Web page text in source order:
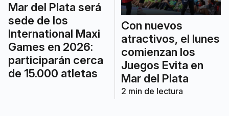
Mar del Plata será
sede de los
International Maxi
Games en 2026:
participarán cerca
de 15.000 atletas
Con nuevos
atractivos, el lunes
comienzan los
Juegos Evita en
Mar del Plata
2 min de lectura